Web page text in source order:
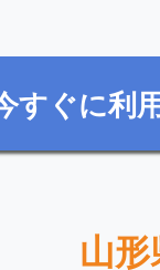
すぐに利
山形